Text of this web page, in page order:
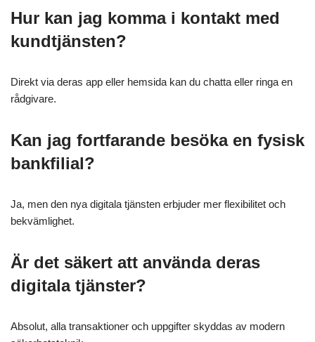
Hur kan jag komma i kontakt med
kundtjänsten?
Direkt via deras app eller hemsida kan du chatta eller ringa en
rådgivare.
Kan jag fortfarande besöka en fysisk
bankfilial?
Ja, men den nya digitala tjänsten erbjuder mer flexibilitet och
bekvämlighet.
Är det säkert att använda deras
digitala tjänster?
Absolut, alla transaktioner och uppgifter skyddas av modern